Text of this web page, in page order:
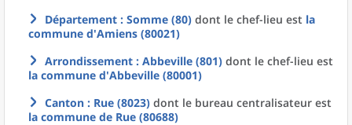
Département : Somme (80) dont le chef-lieu est la
commune d'Amiens (80021)
Arrondissement : Abbeville (801) dont le chef-lieu est
la commune d'Abbeville (80001)
Canton : Rue (8023) dont le bureau centralisateur est
la commune de Rue (80688)